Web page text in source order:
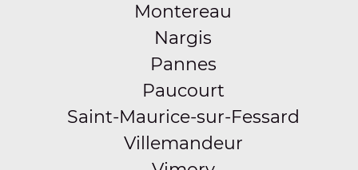
Montereau
Nargis
Pannes
Paucourt
Saint-Maurice-sur-Fessard
Villemandeur